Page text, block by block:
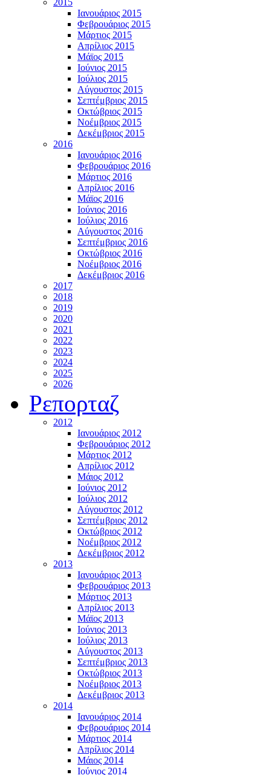
Ιανουάριος 2015
Φεβρουάριος 2015
Μάρτιος 2015
Απρίλιος 2015
Μάϊος 2015
Ιούνιος 2015
Ιούλιος 2015
Αύγουστος 2015
Σεπτέμβριος 2015
Οκτώβριος 2015
Νοέμβριος 2015
Δεκέμβριος 2015
2016
Ιανουάριος 2016
Φεβρουάριος 2016
Μάρτιος 2016
Απρίλιος 2016
Μάϊος 2016
Ιούνιος 2016
Ιούλιος 2016
Αύγουστος 2016
Σεπτέμβριος 2016
Οκτώβριος 2016
Νοέμβριος 2016
Δεκέμβριος 2016
2017
2018
2019
2020
2021
2022
2023
2024
2025
2026
Ρεπορταζ
2012
Ιανουάριος 2012
Φεβρουάριος 2012
Μάρτιος 2012
Απρίλιος 2012
Μάιος 2012
Ιούνιος 2012
Ιούλιος 2012
Αύγουστος 2012
Σεπτέμβριος 2012
Οκτώβριος 2012
Νοέμβριος 2012
Δεκέμβριος 2012
2013
Ιανουάριος 2013
Φεβρουάριος 2013
Μάρτιος 2013
Απρίλιος 2013
Μάϊος 2013
Ιούνιος 2013
Ιούλιος 2013
Αύγουστος 2013
Σεπτέμβριος 2013
Οκτώβριος 2013
Νοέμβριος 2013
Δεκέμβριος 2013
2014
Ιανουάριος 2014
Φεβρουάριος 2014
Μάρτιος 2014
Απρίλιος 2014
Μάιος 2014
Ιούνιος 2014